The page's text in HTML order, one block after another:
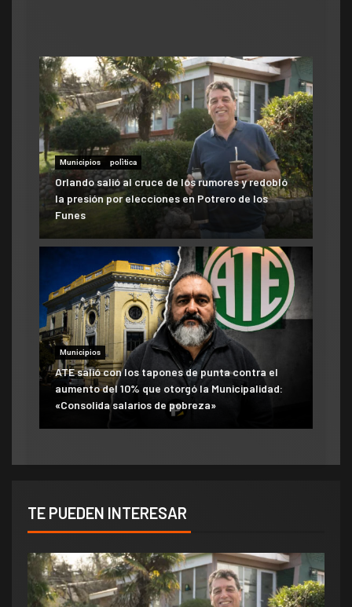
Municipios polìtica
Orlando salió al cruce de los rumores y redobló
la presión por elecciones en Potrero de los
Funes
Municipios
ATE salió con los tapones de punta contra el
aumento del 10% que otorgó la Municipalidad:
«Consolida salarios de pobreza»
TE PUEDEN INTERESAR